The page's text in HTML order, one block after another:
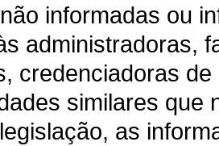
informadas ou
administradoras,
credenciadoras
similares que
as